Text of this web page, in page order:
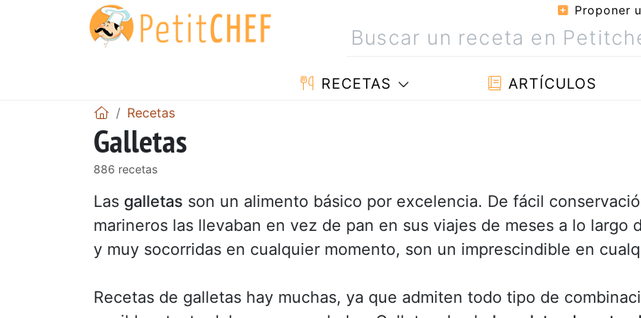
Proponer
RECETAS ARTÍCULOS
Recetas
Galletas
886 recetas
Las galletas son un alimento básico por excelencia. De fácil
marineros las llevaban en vez de pan en sus viajes de meses a lo largo
y muy socorridas en cualquier momento, son un imprescindible en
Recetas de galletas hay muchas, ya que admiten todo tipo de